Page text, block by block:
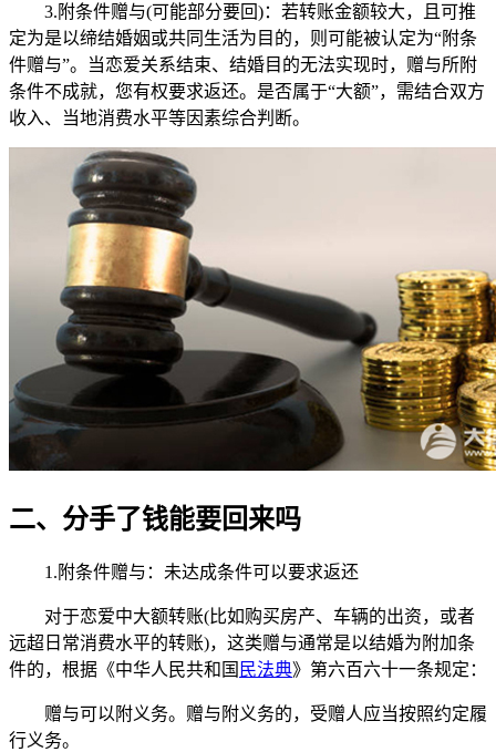
3.‌附条件赠与(可能部分要回)‌：‌若转账金额较大，且可推
定为是以缔结婚姻或共同生活为目的，则可能被认定为“附条
件赠与”‌。当恋爱关系结束、结婚目的无法实现时，赠与所附
条件不成就，您有权要求返还。是否属于“大额”，需结合双方
收入、当地消费水平等因素综合判断。‌‌‌‌
二、分手了钱能要回来吗
1.附条件赠与：未达成条件可以要求返还
对于恋爱中大额转账(比如购买房产、车辆的出资，或者
远超日常消费水平的转账)，这类赠与通常是以结婚为附加条
件的，根据《中华人民共和国 民法典》第六百六十一条规定：
赠与可以附义务。赠与附义务的，受赠人应当按照约定履
行义务。